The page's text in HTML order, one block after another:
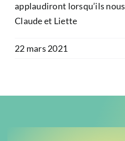
applaudiront lorsqu’ils
Claude et Liette
22 mars 2021